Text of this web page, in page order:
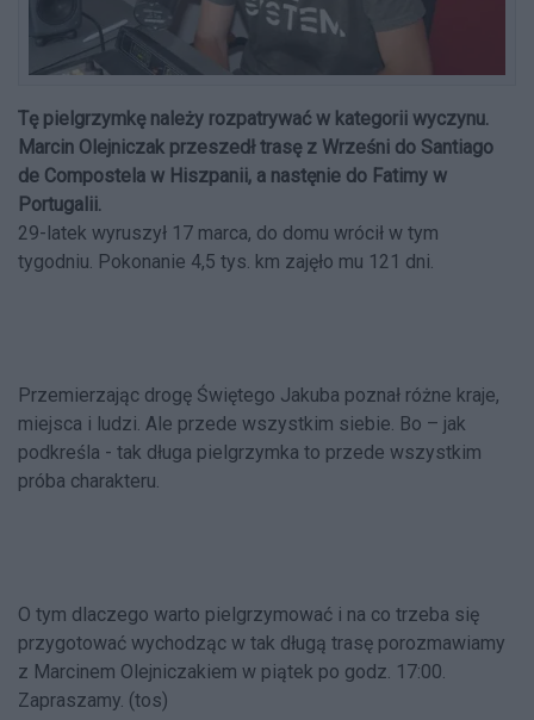
Tę pielgrzymkę należy rozpatrywać w kategorii wyczynu.
Marcin Olejniczak przeszedł trasę z Wrześni do Santiago
de Compostela w Hiszpanii, a nastęnie do Fatimy w
Portugalii.
29-latek wyruszył 17 marca, do domu wrócił w tym
tygodniu. Pokonanie 4,5 tys. km zajęło mu 121 dni.
Przemierzając drogę Świętego Jakuba poznał różne kraje,
miejsca i ludzi. Ale przede wszystkim siebie. Bo – jak
podkreśla - tak długa pielgrzymka to przede wszystkim
próba charakteru.
O tym dlaczego warto pielgrzymować i na co trzeba się
przygotować wychodząc w tak długą trasę porozmawiamy
z Marcinem Olejniczakiem w piątek po godz. 17:00.
Zapraszamy. (tos)